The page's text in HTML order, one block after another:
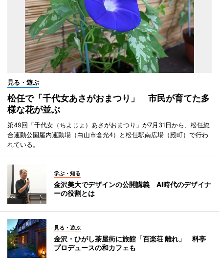
見る・遊ぶ
松任で「千代女あさがおまつり」 市民が育てた多
様な花が並ぶ
第49回「千代女（ちよじょ）あさがおまつり」が7月31日から、松任総
合運動公園屋内運動場（白山市倉光4）と松任駅南広場（殿町）で行わ
れている。
学ぶ・知る
金沢美大でデザインの公開講義 AI時代のデザイナ
ーの役割とは
見る・遊ぶ
金沢・ひがし茶屋街に旅館「百楽荘 離れ」 料亭
プロデュースの和カフェも